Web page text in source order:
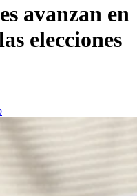
avanzan en
elecciones